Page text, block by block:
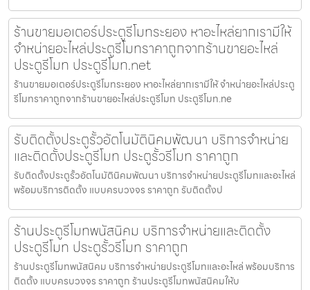
ร้านขายมอเตอร์ประตูรีโมทระยอง หาอะไหล่ยากเรามีให้
จำหน่ายอะไหล่ประตูรีโมทราคาถูกจากร้านขายอะไหล่
ประตูรีโมท ประตูรีโมท.net
ร้านขายมอเตอร์ประตูรีโมทระยอง หาอะไหล่ยากเรามีให้ จำหน่ายอะไหล่ประตู
รีโมทราคาถูกจากร้านขายอะไหล่ประตูรีโมท ประตูรีโมท.ne
รับติดตั้งประตูรั้วอัตโนมัตินิคมพัฒนา บริการจำหน่าย
และติดตั้งประตูรีโมท ประตูรั้วรีโมท ราคาถูก
รับติดตั้งประตูรั้วอัตโนมัตินิคมพัฒนา บริการจำหน่ายประตูรีโมทและอะไหล่
พร้อมบริการติดตั้ง แบบครบวงจร ราคาถูก รับติดตั้งป
ร้านประตูรีโมทพนัสนิคม บริการจำหน่ายและติดตั้ง
ประตูรีโมท ประตูรั้วรีโมท ราคาถูก
ร้านประตูรีโมทพนัสนิคม บริการจำหน่ายประตูรีโมทและอะไหล่ พร้อมบริการ
ติดตั้ง แบบครบวงจร ราคาถูก ร้านประตูรีโมทพนัสนิคมให้บ